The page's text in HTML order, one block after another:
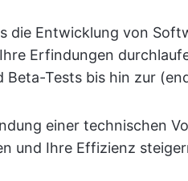
die Entwicklung von
Erfindungen
Beta-Tests bis hin zur
einer technischen
und Ihre Effizienz